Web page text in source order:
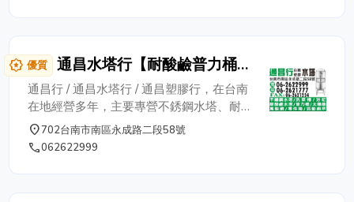
award_star 優質
通昌水塔行【耐酸鹼普力桶總
經銷】白鐵水塔 | 塑膠水塔 |
浴缸
通昌行 / 通昌水塔行 / 通昌塑膠行，在台南
在地經營多年，主要專營不銹鋼水塔、耐酸
鹼普力桶總經銷、不鏽鋼水塔 ( 加厚訂製
)、消防用水水塔、冷卻水塔、不鏽鋼洗菜
place702台南市南區永成路二段58號
phone062622999